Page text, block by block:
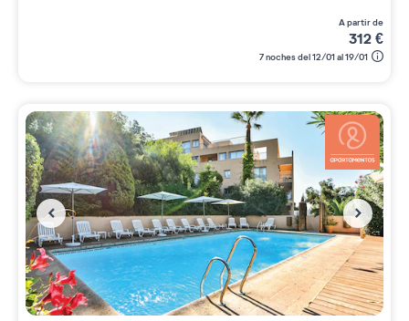
a partir de
312€
7 noches del 12/01 al 19/01